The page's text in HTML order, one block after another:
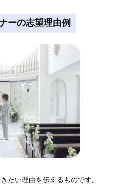
ーの志望理由例
たい理由を伝えるものです。